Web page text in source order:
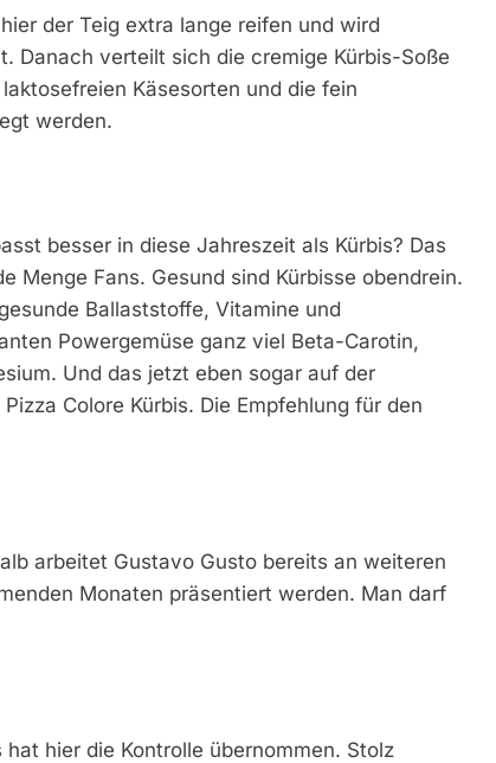
der Teig extra lange reifen und wird
Danach verteilt sich die cremige Kürbis-Soße
Käsesorten und die fein
werden.
besser in diese Jahreszeit als Kürbis? Das
Menge Fans. Gesund sind Kürbisse obendrein.
Ballaststoffe, Vitamine und
Powergemüse ganz viel Beta-Carotin,
Und das jetzt eben sogar auf der
Colore Kürbis. Die Empfehlung für den
arbeitet Gustavo Gusto bereits an weiteren
Monaten präsentiert werden. Man darf
hier die Kontrolle übernommen. Stolz